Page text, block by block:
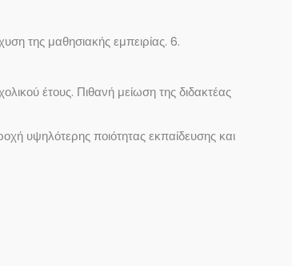
της μαθησιακής εμπειρίας. 6.
έτους. Πιθανή μείωση της διδακτέας
υψηλότερης ποιότητας εκπαίδευσης και